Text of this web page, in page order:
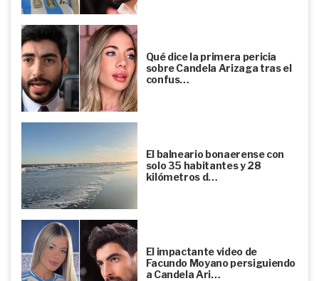
Qué dice la primera pericia
sobre Candela Arizaga tras el
confus…
El balneario bonaerense con
solo 35 habitantes y 28
kilómetros d…
El impactante video de
Facundo Moyano persiguiendo
a Candela Ari…